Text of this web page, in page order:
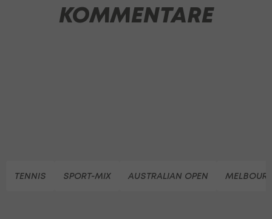
KOMMENTARE
TENNIS SPORT-MIX AUSTRALIAN OPEN